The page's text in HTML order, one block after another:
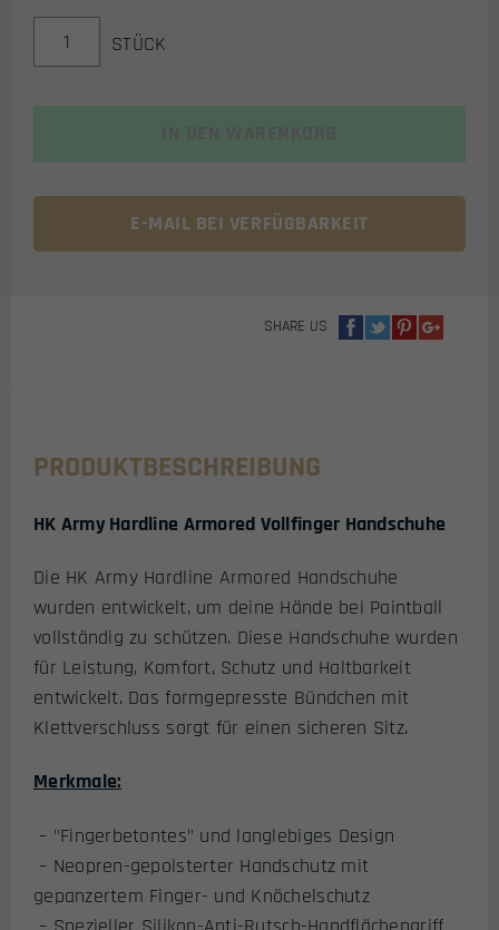
ARMY
HARDLINE
(BLACKOUT)
STÜCK
E-MAIL BEI VERFÜGBARKEIT
SHARE US
PRODUKTBESCHREIBUNG
HK Army Hardline Armored Vollfinger Handschuhe
Die HK Army Hardline Armored Handschuhe
wurden entwickelt, um deine Hände bei Paintball
vollständig zu schützen. Diese Handschuhe wurden
für Leistung, Komfort, Schutz und Haltbarkeit
entwickelt. Das formgepresste Bündchen mit
Klettverschluss sorgt für einen sicheren Sitz.
Merkmale:
– "Fingerbetontes" und langlebiges Design
– Neopren-gepolsterter Handschutz mit
gepanzertem Finger- und Knöchelschutz